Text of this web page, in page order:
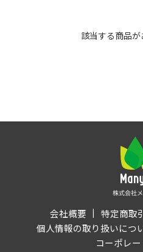
該当する商品が
会社概要
特定商取
個人情報の取り扱いにつ
コーポレ